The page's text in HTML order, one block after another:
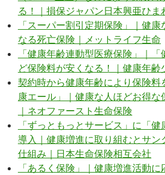
る！｜損保ジャパン日本興亜ひま
「スーパー割引定期保険」｜健康
なる死亡保険｜メットライフ生命
「健康年齢連動型医療保険」｜
ど保険料が安くなる！｜健康年齢
契約時から健康年齢により保険料
康エール」｜健康な人ほどお得な
｜ネオファースト生命保険
「ずっともっとサービス」に「
導入｜健康増進に取り組むとサン
仕組み｜日本生命保険相互会社
「あるく保険」｜健康増進活動